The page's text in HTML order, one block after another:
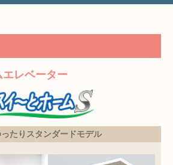
エレベーター
たりスタンダードモデル